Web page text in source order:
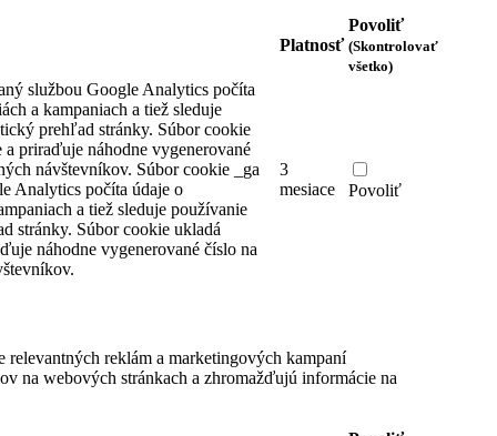
Platnosť
Povoliť
(Skontrolovať
všetko)
službou Google Analytics počíta
a kampaniach a tiež sleduje
prehľad stránky. Súbor cookie
priraďuje náhodne vygenerované
návštevníkov. Súbor cookie _ga
Analytics počíta údaje o
a tiež sleduje používanie
stránky. Súbor cookie ukladá
náhodne vygenerované číslo na
3
mesiace
Povoliť
reklám a marketingových kampaní
na webových stránkach a zhromažďujú informácie na